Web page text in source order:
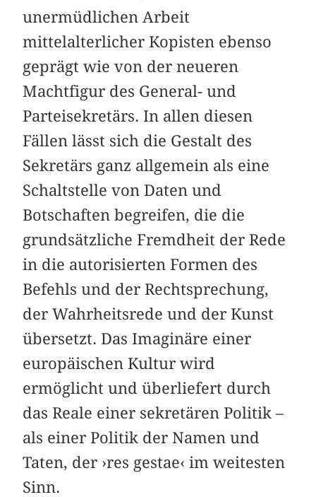
unermüdlichen Arbeit
mittelalterlicher Kopisten ebenso
geprägt wie von der neueren
Machtfigur des General- und
Parteisekretärs. In allen diesen
Fällen lässt sich die Gestalt des
Sekretärs ganz allgemein als eine
Schaltstelle von Daten und
Botschaften begreifen, die die
grundsätzliche Fremdheit der Rede
in die autorisierten Formen des
Befehls und der Rechtsprechung,
der Wahrheitsrede und der Kunst
übersetzt. Das Imaginäre einer
europäischen Kultur wird
ermöglicht und überliefert durch
das Reale einer sekretären Politik –
als einer Politik der Namen und
Taten, der ›res gestae‹ im weitesten
Sinn.